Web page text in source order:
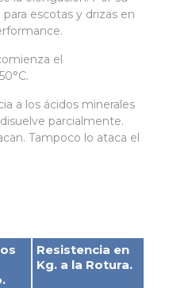
escotas y drizas en
el
a los ácidos minerales
parcialmente.
Tampoco lo ataca el
Resistencia en
Kg. a la Rotura.